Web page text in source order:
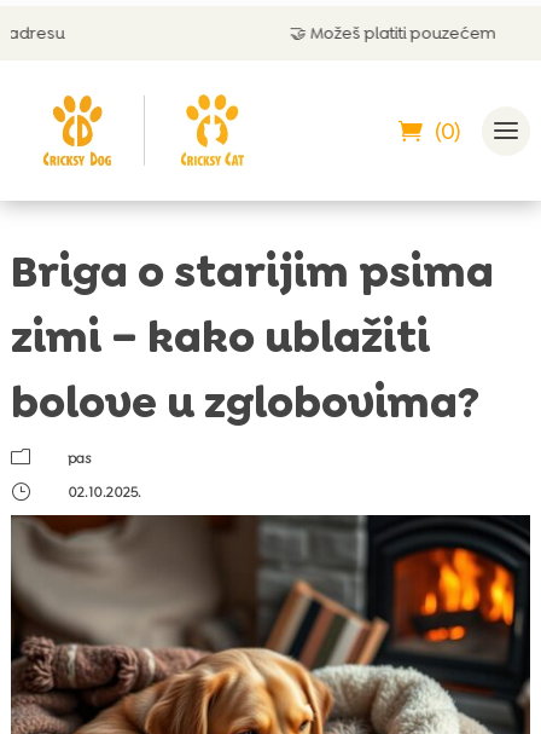
🤝 Možeš platiti pouzećem
(0)
Briga o starijim psima
zimi – kako ublažiti
bolove u zglobovima?
m
pas
}
02.10.2025.